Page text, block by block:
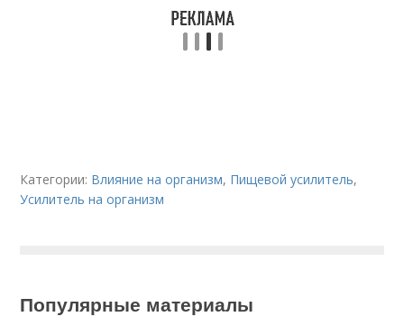
Категории: Влияние на организм, Пищевой усилитель,
Усилитель на организм
Популярные материалы